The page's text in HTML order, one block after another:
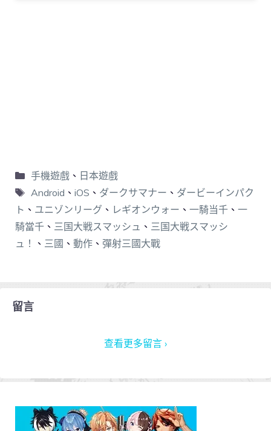
手機遊戲、 日本遊戲
Android 、 iOS 、 ダークサマナー 、 ダービーインパク
ト 、 ユニゾンリーグ 、 レギオンウォー 、 一騎当千 、 一
騎當千 、 三国大戦スマッシュ 、 三国大戦スマッシ
ュ！
、 三國 、 動作 、 彈射三國大戰
留言
查看更多留言 ›